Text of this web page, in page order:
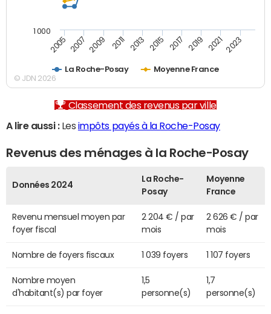
La Roche-Posay Moyenne France
2005 2007 2009 2011 2013 2015 2017 2019 2021 2023
1 000
© JDN 2026
Classement des revenus par ville
A lire aussi :Les impôts payés à la Roche-Posay
Revenus des ménages à la Roche-Posay
Données 2024
La Roche-
Posay
Moyenne
France
Revenu mensuel moyen par
foyer fiscal
2 204 € / par
mois
2 626 € / par
mois
Nombre de foyers fiscaux 1 039 foyers 1 107 foyers
Nombre moyen
d'habitant(s) par foyer
1,5
personne(s)
1,7
personne(s)